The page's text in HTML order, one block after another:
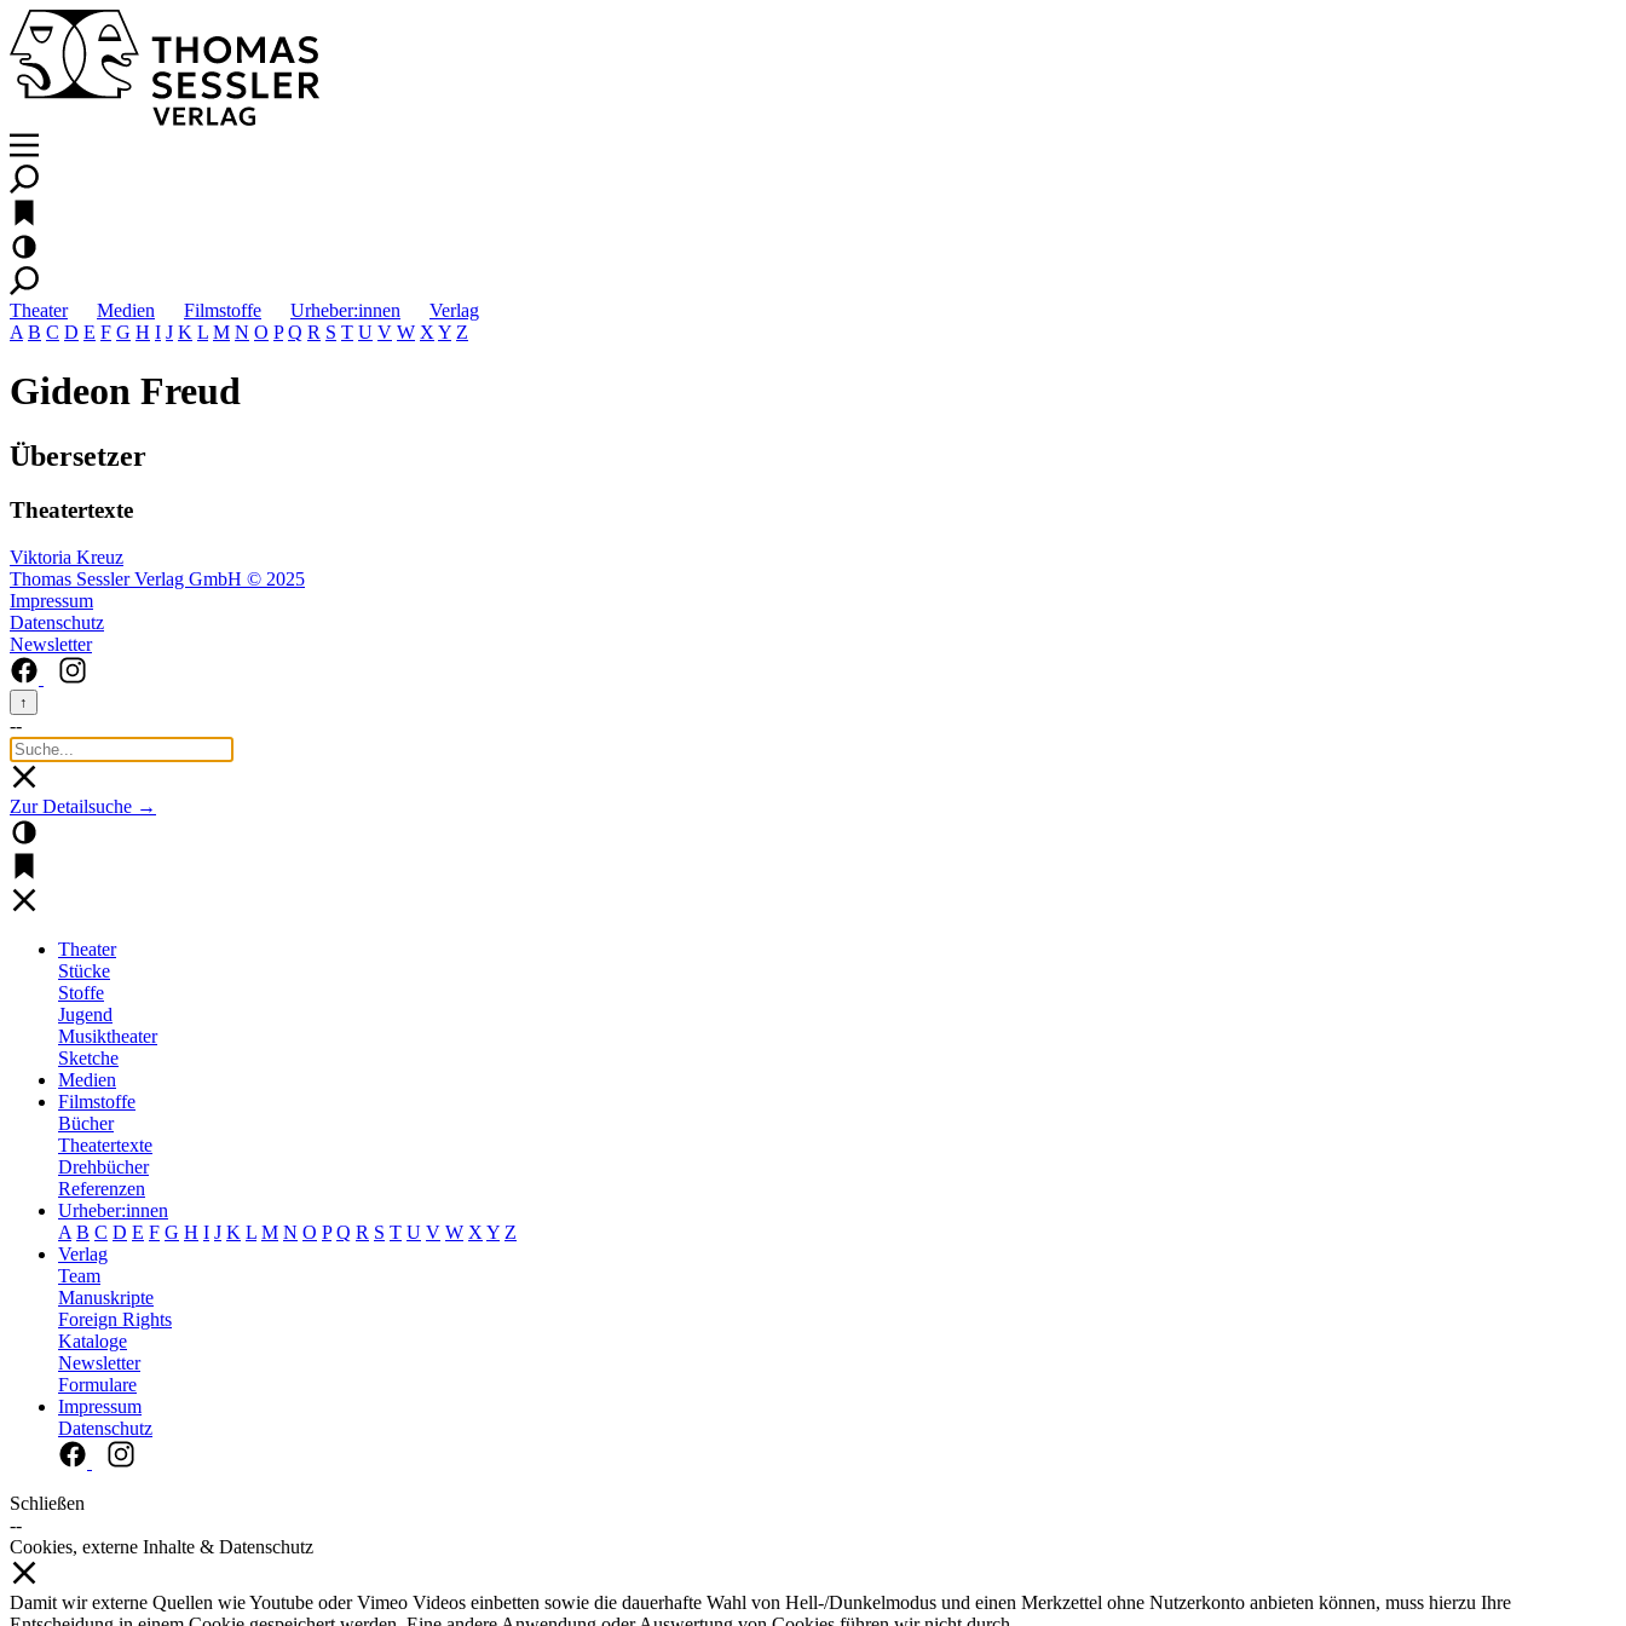
Theater Medien Filmstoffe Urheber:innen
Verlag
A B C D E F G H I J K L M N O P Q R S T U V W X Y Z
Gideon Freud
Übersetzer
Theatertexte
Viktoria Kreuz
Thomas Sessler Verlag GmbH © 2025
Impressum
Datenschutz
Newsletter
↑
--
Zur Detailsuche →
Theater
Stücke
Stoffe
Jugend
Musiktheater
Sketche
Medien
Filmstoffe
Bücher
Theatertexte
Drehbücher
Referenzen
Urheber:innen
A B C D E F G H I J K L M N O P Q R S T U V W X Y Z
Verlag
Team
Manuskripte
Foreign Rights
Kataloge
Newsletter
Formulare
Impressum
Datenschutz
Schließen
--
Cookies, externe Inhalte & Datenschutz
Damit wir externe Quellen wie Youtube oder Vimeo Videos einbetten sowie die dauerhafte Wahl von Hell-/Dunkelmodus und einen Merkzettel ohne Nutzerkonto anbieten können, muss hierzu Ihre